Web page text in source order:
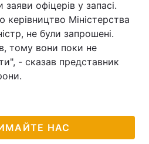
офіцерів у запасі.
Міністерства
не були запрошені.
тому вони поки не
- сказав представник
НАС